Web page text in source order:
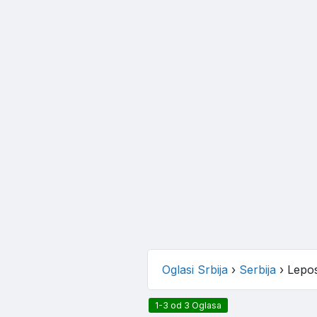
Oglasi Srbija› Serbija›
1-3 od 3 Oglasa